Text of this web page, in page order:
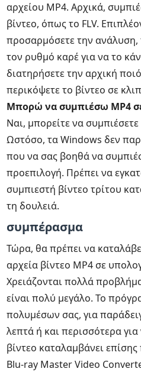
αρχείου MP4. Αρχικά,
βίντεο, όπως το FLV.
προσαρμόσετε την ανάλυση,
τον ρυθμό καρέ για να το
διατηρήσετε την αρχική
περικόψετε το βίντεο σε
Μπορώ να συμπιέσω MP4
Ναι, μπορείτε να
Ωστόσο, τα Windows δεν
που να σας βοηθά να
προεπιλογή. Πρέπει να
συμπιεστή βίντεο τρίτου
τη δουλειά.
συμπέρασμα
Τώρα, θα πρέπει να
αρχεία βίντεο MP4 σε
Χρειάζονται πολλά
είναι πολύ μεγάλο. Το
πολυμέσων σας, για
λεπτά ή και περισσότερα
βίντεο καταλαμβάνει
Blu-ray Master Video